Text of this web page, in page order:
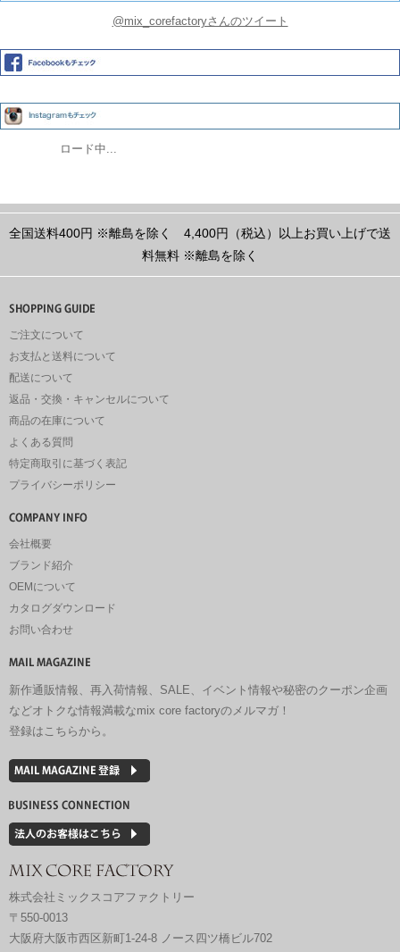
@mix_corefactoryさんのツイート
ロード中...
全国送料400円 ※離島を除く
4,400円（税込）以上お買い上げで送
料無料 ※離島を除く
ご注文について
お支払と送料について
配送について
返品・交換・キャンセルについて
商品の在庫について
よくある質問
特定商取引に基づく表記
プライバシーポリシー
会社概要
ブランド紹介
OEMについて
カタログダウンロード
お問い合わせ
新作通販情報、再入荷情報、SALE、イベント情報や秘密のクーポン企画
などオトクな情報満載なmix core factoryのメルマガ！
登録はこちらから。
株式会社ミックスコアファクトリー
〒550-0013
大阪府大阪市西区新町1-24-8 ノース四ツ橋ビル702